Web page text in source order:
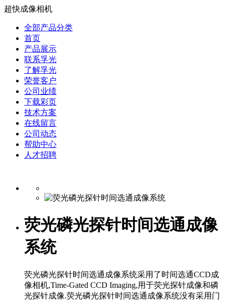
超快成像相机
全部产品分类
首页
产品展示
联系孚光
了解孚光
荣誉客户
公司业绩
下载彩页
技术方案
在线留言
公司动态
帮助中心
人才招聘
荧光磷光探针时间选通成像
系统
荧光磷光探针时间选通成像系统采用了时间选通CCD成
像相机,Time-Gated CCD Imaging,用于荧光探针成像和磷
光探针成像.荧光磷光探针时间选通成像系统没有采用门